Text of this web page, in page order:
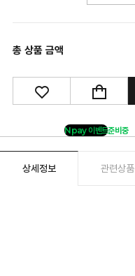
총 상품 금액
Npay 이벤트준비중
상세정보 관련상품